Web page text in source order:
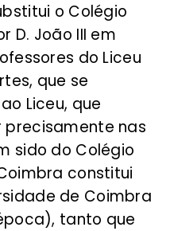
o Colégio
D. João III em
do Liceu
que se
Liceu, que
nas
sido do Colégio
constitui
de Coimbra
tanto que